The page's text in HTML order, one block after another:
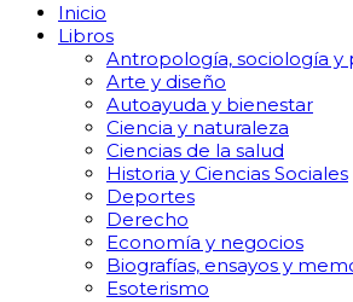
Inicio
Libros
Antropología, sociología y
Arte y diseño
Autoayuda y bienestar
Ciencia y naturaleza
Ciencias de la salud
Historia y Ciencias Sociales
Deportes
Derecho
Economía y negocios
Biografías, ensayos y
Esoterismo